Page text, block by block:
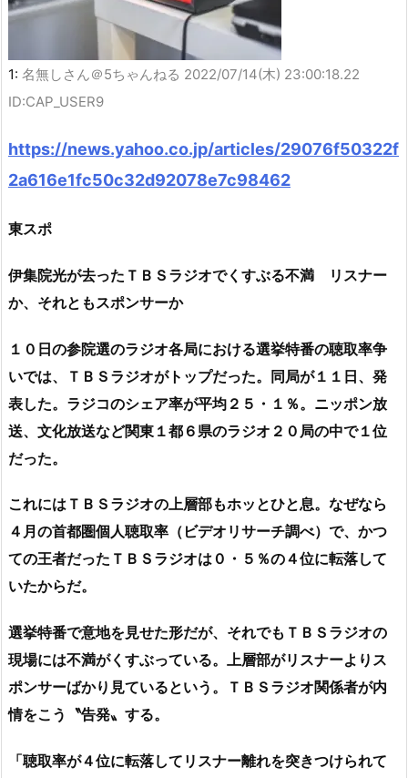
1: 名無しさん＠5ちゃんねる 2022/07/14(木) 23:00:18.22
ID:CAP_USER9
https://news.yahoo.co.jp/articles/29076f50322f
2a616e1fc50c32d92078e7c98462
東スポ
伊集院光が去ったＴＢＳラジオでくすぶる不満 リスナー
か、それともスポンサーか
１０日の参院選のラジオ各局における選挙特番の聴取率争
いでは、ＴＢＳラジオがトップだった。同局が１１日、発
表した。ラジコのシェア率が平均２５・１％。ニッポン放
送、文化放送など関東１都６県のラジオ２０局の中で１位
だった。
これにはＴＢＳラジオの上層部もホッとひと息。なぜなら
４月の首都圏個人聴取率（ビデオリサーチ調べ）で、かつ
ての王者だったＴＢＳラジオは０・５％の４位に転落して
いたからだ。
選挙特番で意地を見せた形だが、それでもＴＢＳラジオの
現場には不満がくすぶっている。上層部がリスナーよりス
ポンサーばかり見ているという。ＴＢＳラジオ関係者が内
情をこう〝告発〟する。
「聴取率が４位に転落してリスナー離れを突きつけられて